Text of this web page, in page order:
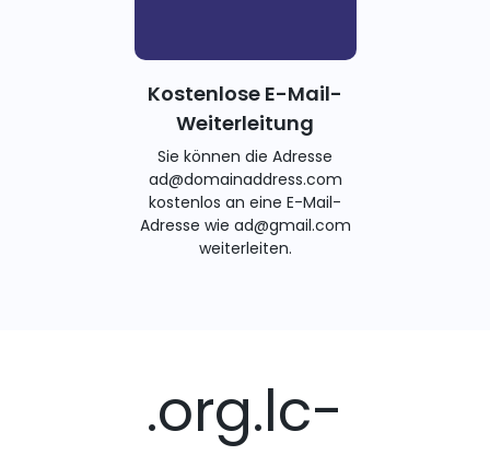
Kostenlose E-Mail-
Weiterleitung
Sie können die Adresse
ad@domainaddress.com
kostenlos an eine E-Mail-
Adresse wie ad@gmail.com
weiterleiten.
.org.lc-